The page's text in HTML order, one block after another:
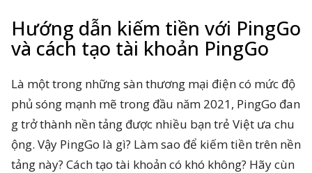
Hướng dẫn kiếm tiền với PingGo
và cách tạo tài khoản PingGo
Là một trong những sàn thương mại điện có mức độ
phủ sóng mạnh mẽ trong đầu năm 2021, PingGo đan
g trở thành nền tảng được nhiều bạn trẻ Việt ưa chu
ộng. Vậy PingGo là gì? Làm sao để kiếm tiền trên nền
tảng này? Cách tạo tài khoản có khó không? Hãy cùn